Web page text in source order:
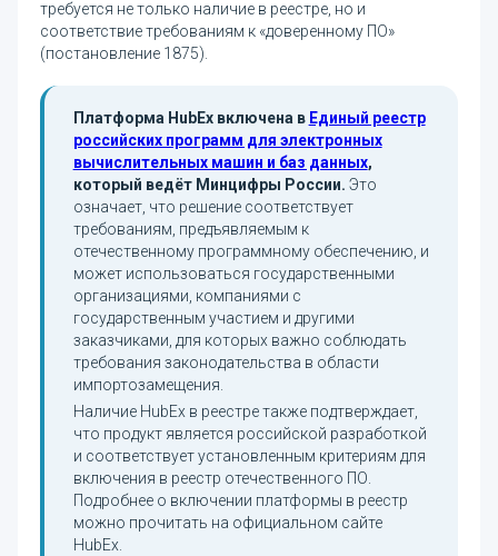
требуется не только наличие в реестре, но и
соответствие требованиям к «доверенному ПО»
(постановление 1875).
Платформа HubEx включена в Единый реестр
российских программ для электронных
вычислительных машин и баз данных,
который ведёт Минцифры России. Это
означает, что решение соответствует
требованиям, предъявляемым к
отечественному программному обеспечению, и
может использоваться государственными
организациями, компаниями с
государственным участием и другими
заказчиками, для которых важно соблюдать
требования законодательства в области
импортозамещения.
Наличие HubEx в реестре также подтверждает,
что продукт является российской разработкой
и соответствует установленным критериям для
включения в реестр отечественного ПО.
Подробнее о включении платформы в реестр
можно прочитать на официальном сайте
HubEx.